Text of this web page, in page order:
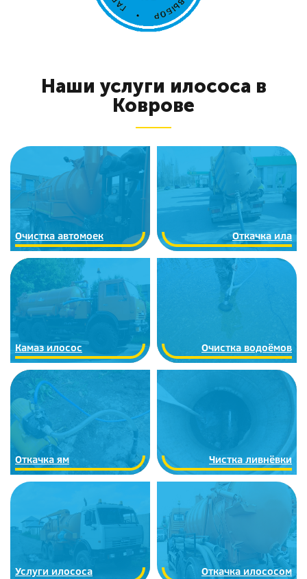
Наши услуги илососа в
Коврове
Очистка автомоек Откачка ила
Камаз илосос Очистка водоёмов
Откачка ям Чистка ливнёвки
Услуги илососа Откачка илососом